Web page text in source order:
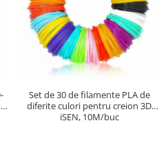
Set de 30 de filamente PLA de
diferite culori pentru creion 3D
iSEN, 10M/buc